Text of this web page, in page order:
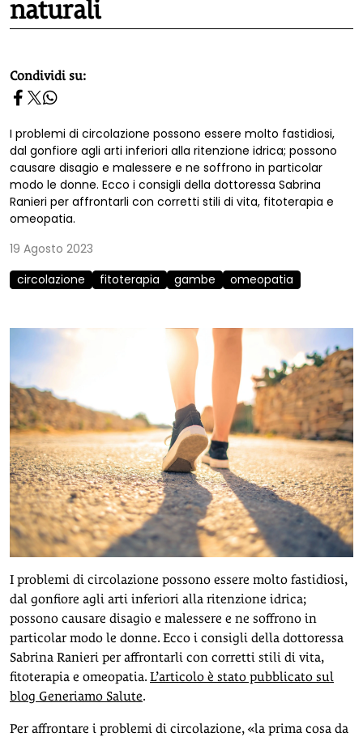
naturali
homepage h2
Condividi su:
I problemi di circolazione possono essere molto fastidiosi,
dal gonfiore agli arti inferiori alla ritenzione idrica; possono
causare disagio e malessere e ne soffrono in particolar
modo le donne. Ecco i consigli della dottoressa Sabrina
Ranieri per affrontarli con corretti stili di vita, fitoterapia e
omeopatia.
19 Agosto 2023
circolazione
fitoterapia gambe omeopatia
I problemi di circolazione possono essere molto fastidiosi,
dal gonfiore agli arti inferiori alla ritenzione idrica;
possono causare disagio e malessere e ne soffrono in
particolar modo le donne. Ecco i consigli della dottoressa
Sabrina Ranieri per affrontarli con corretti stili di vita,
fitoterapia e omeopatia. L’articolo è stato pubblicato sul
blog Generiamo Salute.
Per affrontare i problemi di circolazione, «la prima cosa da